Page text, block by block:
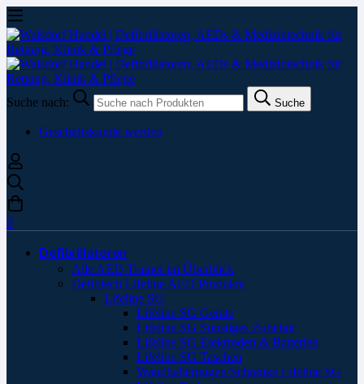
Suche nach: Suche
Geschäftskunde werden
0
Defibrillatoren
Alle AED Trainer im Überblick
Defibtech Lifeline AED Produkte
Lifeline SG
Lifeline SG Geräte
Lifeline SG Sonstiges Zubehör
Lifeline SG Elektroden & Batterien
Lifeline SG Taschen
Wandhalterungen/Schränke Lifeline SG